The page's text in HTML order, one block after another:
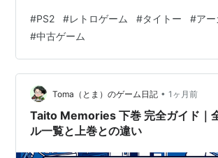
Taito（上巻・下巻） → Taito II → 総まとめ
構造で解説しており、第5章はタイトー作
期→後期”の進化を総覧できる重要な章で
次はこちら：レトロアーカイブ大全シリ
この記事で分かること Taito Mem…
#PS2 #レトロゲーム #タイトー #ア
#中古ゲーム
Toma（とま）のゲーム日記 • 1ヶ月前
Taito Memories 下巻 完全ガイド｜
ル一覧と上巻との違い